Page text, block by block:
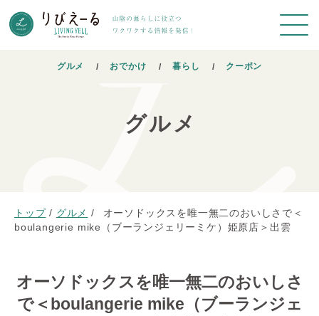
グルメ おでかけ 暮らし クーポン
グルメ
トップ / グルメ /
オーソドックスを唯一無二のおいしさで＜
boulangerie mike（ブーランジェリーミケ）姫原店＞出雲
オーソドックスを唯一無二のおいしさ
で＜boulangerie mike（ブーランジェ